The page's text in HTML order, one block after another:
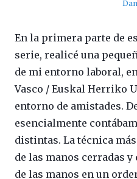
En la primera parte de
serie, realicé una
de mi entorno laboral,
Vasco / Euskal Herriko
entorno de amistades.
esencialmente
distintas. La técnica
de las manos cerradas
de las manos en un